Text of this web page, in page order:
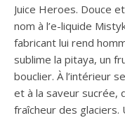
Juice Heroes. Douce
nom à l’e-liquide
fabricant lui rend
sublime la pitaya, un
bouclier. À l’intérieur
et à la saveur sucrée,
fraîcheur des